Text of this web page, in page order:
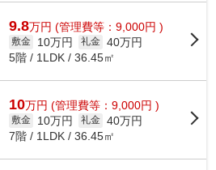
ができ...
9.8万円 (管理費等：9,000円 )
敷金 10万円 礼金 40万円
5階 / 1LDK / 36.45㎡
10万円 (管理費等：9,000円 )
敷金 10万円 礼金 40万円
7階 / 1LDK / 36.45㎡